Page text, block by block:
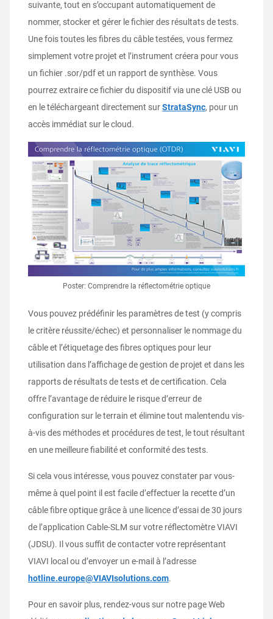
suivante, tout en s’occupant automatiquement de
nommer, stocker et gérer le fichier des résultats de tests.
Une fois toutes les fibres du câble testées, vous fermez
simplement votre projet et l’instrument créera pour vous
un fichier .sor/pdf et un rapport de synthèse. Vous
pourrez extraire ce fichier du dispositif via une clé USB ou
en le téléchargeant directement surStrataSync, pour un
accès immédiat sur le cloud.
Poster: Comprendre la réflectométrie optique
Vous pouvez prédéfinir les paramètres de test (y compris
le critère réussite/échec) et personnaliser le nommage du
câble et l’étiquetage des fibres optiques pour leur
utilisation dans l’affichage de gestion de projet et dans les
rapports de résultats de tests et de certification. Cela
offre l’avantage de réduire le risque d’erreur de
configuration sur le terrain et élimine tout malentendu vis-
à-vis des méthodes et procédures de test, le tout résultant
en une meilleure fiabilité et conformité des tests.
Si cela vous intéresse, vous pouvez constater par vous-
même à quel point il est facile d’effectuer la recette d’un
câble fibre optique grâce à une licence d’essai de 30 jours
de l’application Cable-SLM sur votre réflectomètre VIAVI
(JDSU). Il vous suffit de contacter votre représentant
VIAVI local ou d’envoyer un e-mail à l’adresse
hotline.europe@VIAVIsolutions.com.
Pour en savoir plus, rendez-vous sur notre page Web